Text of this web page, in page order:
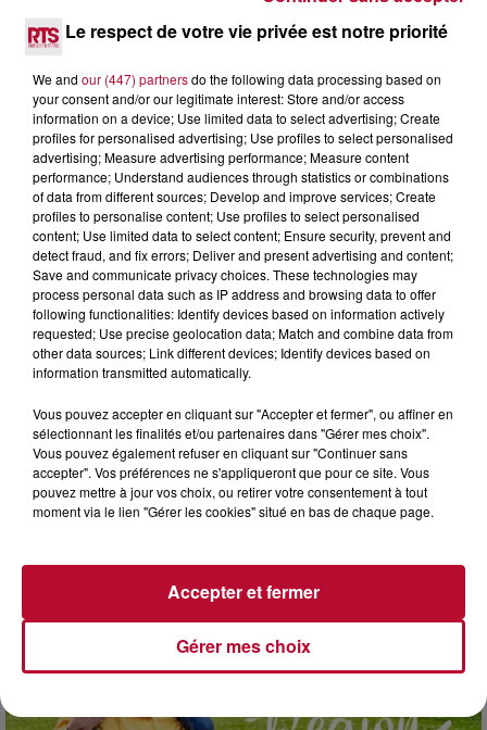
Pas besoin de bouteilles de plongée lourdes ni de diplômes
complexes pour observer la vie sous-marine. Cet été, un
masque, un tuba et une paire de palmes...
SOIRÉE DJ PLAYA
Le respect de votre vie privée est notre priorité
We and our (447) partnersdo the following data processing based on
your consent and/or our legitimate interest: Store and/or access
information on a device; Use limited data to select advertising; Create
profiles for personalised advertising; Use profiles to select personalised
advertising; Measure advertising performance; Measure content
performance; Understand audiences through statistics or combinations
of data from different sources; Develop and improve services; Create
profiles to personalise content; Use profiles to select personalised
content; Use limited data to select content; Ensure security, prevent and
detect fraud, and fix errors; Deliver and present advertising and content;
Save and communicate privacy choices. These technologies may
process personal data such as IP address and browsing data to offer
following functionalities: Identify devices based on information actively
requested; Use precise geolocation data; Match and combine data from
other data sources; Link different devices; Identify devices based on
information transmitted automatically.
Vous pouvez accepter en cliquant sur "Accepter et fermer", ou affiner en
sélectionnant les finalités et/ou partenaires dans "Gérer mes choix".
Vous pouvez également refuser en cliquant sur "Continuer sans
accepter". Vos préférences ne s'appliqueront que pour ce site. Vous
pouvez mettre à jour vos choix, ou retirer votre consentement à tout
moment via le lien "Gérer les cookies" situé en bas de chaque page.
Gérer mes choix
Accepter et fermer